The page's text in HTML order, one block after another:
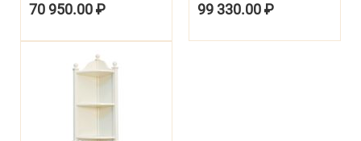
70 950.00₽ 99 330.00₽